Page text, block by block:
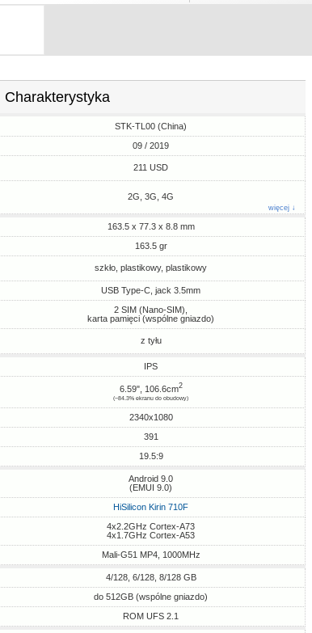
Charakterystyka
STK-TL00 (China)
09 / 2019
211 USD
2G, 3G, 4G
więcej ↓
163.5 x 77.3 x 8.8 mm
163.5 gr
szkło, plastikowy, plastikowy
USB Type-C, jack 3.5mm
2 SIM (Nano-SIM),
karta pamięci (wspólne gniazdo)
z tyłu
IPS
6.59", 106.6cm2
(~84.3% ekranu do obudowy)
2340x1080
391
19.5:9
Android 9.0
(EMUI 9.0)
HiSilicon Kirin 710F
4x2.2GHz Cortex-A73
4x1.7GHz Cortex-A53
Mali-G51 MP4, 1000MHz
4/128, 6/128, 8/128 GB
do 512GB (wspólne gniazdo)
ROM UFS 2.1